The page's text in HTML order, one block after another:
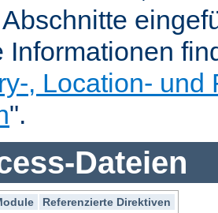
Informationen
, Location- und
".
Dateien
Referenzierte Direktiven